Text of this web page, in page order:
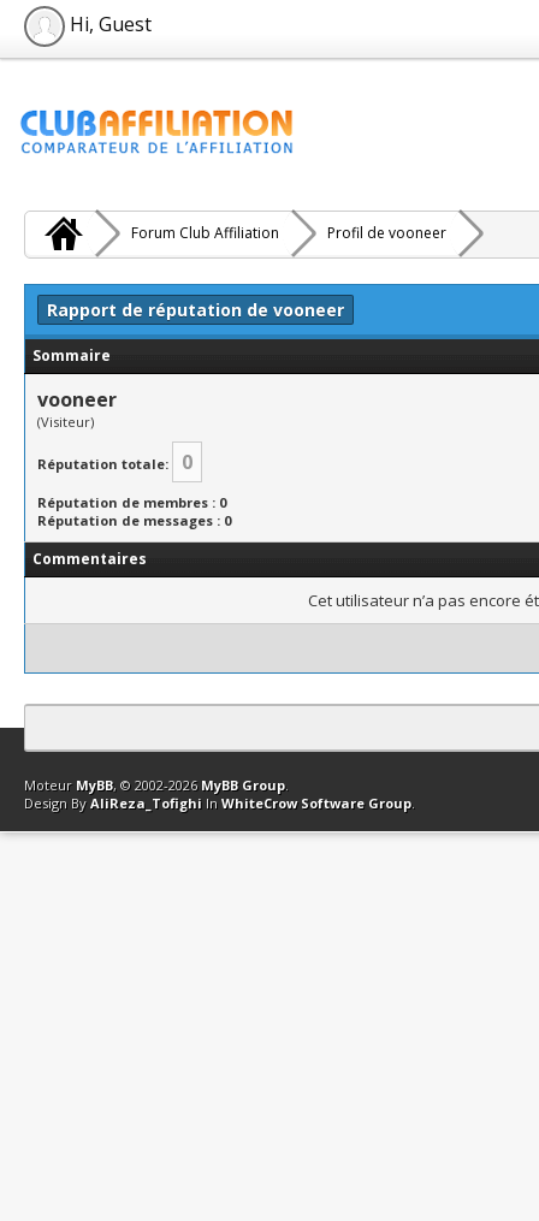
Hi, Guest
Forum Club Affiliation Profil de vooneer
Rapport de réputation de vooneer
Sommaire
vooneer
(Visiteur)
Réputation totale: 0
Réputation de membres : 0
Réputation de messages : 0
Commentaires
Cet utilisateur n’a pas encore
Contact Club Affiliation Retourner en haut Version bas-débit
Moteur MyBB, © 2002-2026 MyBB Group.
Design By AliReza_Tofighi In WhiteCrow Software Group.